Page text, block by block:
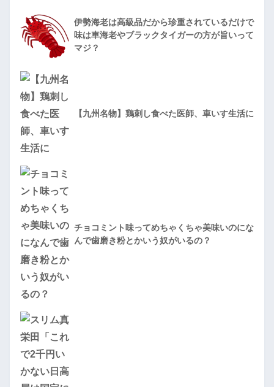
伊勢海老は高級品だから珍重されているだけで
味は車海老やブラックタイガーの方が旨いって
マジ？
【九州名物】鶏刺し食べた医師、車いす生活に
チョコミント味ってめちゃくちゃ美味いのにな
んで歯磨き粉とかいう奴がいるの？